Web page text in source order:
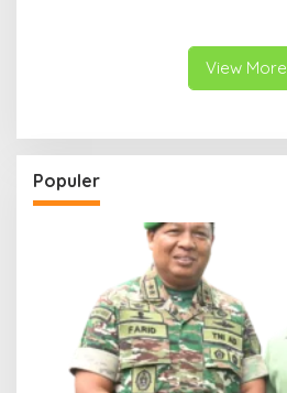
View More
Populer